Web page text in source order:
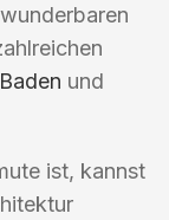
Baden und
ist, kannst